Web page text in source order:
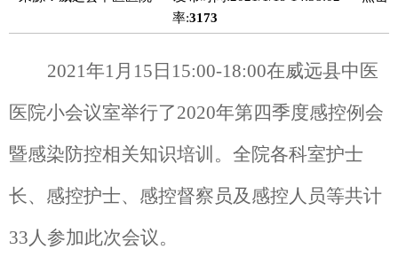
率:3173
2021年1 月 15 日 15:00-18:00在威远县中医
医院小会议室举行了2020年第四季度感控例会
暨感染防控相关知识培训。全院各科室护士
长、感控护士、感控督察员及感控人员等共计
33 人参加此次会议。